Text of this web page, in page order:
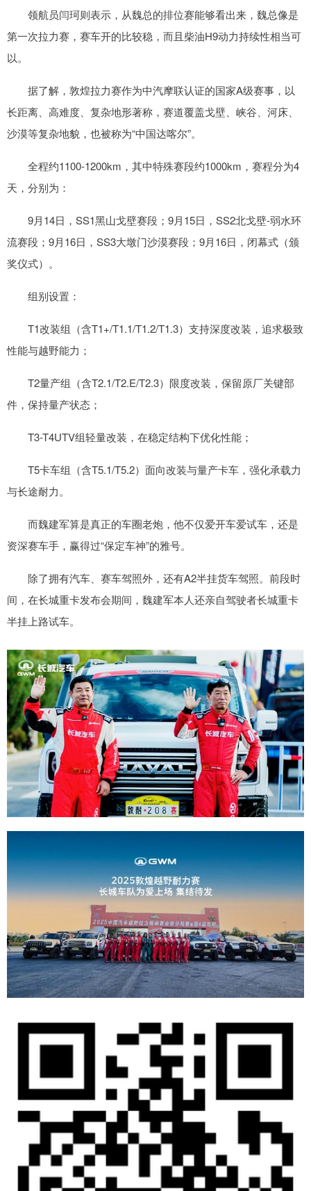
领航员闫珂则表示，从魏总的排位赛能够看出来，魏总像是
第一次拉力赛，赛车开的比较稳，而且柴油H9动力持续性相当可
以。
据了解，敦煌拉力赛作为中汽摩联认证的国家A级赛事，以
长距离、高难度、复杂地形著称，赛道覆盖戈壁、峡谷、河床、
沙漠等复杂地貌，也被称为“中国达喀尔”。
全程约1100-1200km，其中特殊赛段约1000km，赛程分为4
天，分别为：
9月14日，SS1黑山戈壁赛段；9月15日，SS2北戈壁-弱水环
流赛段；9月16日，SS3大墩门沙漠赛段；9月16日，闭幕式（颁
奖仪式）。
组别设置：
T1改装组（含T1+/T1.1/T1.2/T1.3）支持深度改装，追求极致
性能与越野能力；
T2量产组（含T2.1/T2.E/T2.3）限度改装，保留原厂关键部
件，保持量产状态；
T3-T4UTV组轻量改装，在稳定结构下优化性能；
T5卡车组（含T5.1/T5.2）面向改装与量产卡车，强化承载力
与长途耐力。
而魏建军算是真正的车圈老炮，他不仅爱开车爱试车，还是
资深赛车手，赢得过“保定车神”的雅号。
除了拥有汽车、赛车驾照外，还有A2半挂货车驾照。前段时
间，在长城重卡发布会期间，魏建军本人还亲自驾驶者长城重卡
半挂上路试车。